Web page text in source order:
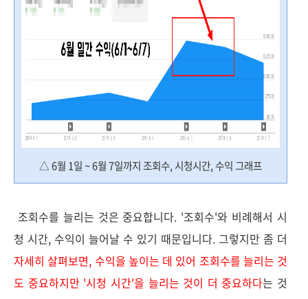
△ 6월 1일 ~ 6월 7일까지 조회수, 시청시간, 수익 그래프
조회수를 늘리는 것은 중요합니다. '조회수'와 비례해서 시
청 시간, 수익이 늘어날 수 있기 때문입니다. 그렇지만 좀 더
자세히 살펴보면, 수익을 높이는 데 있어 조회수를 늘리는 것
도 중요하지만 '시청 시간'을 늘리는 것이 더 중요하다는 것